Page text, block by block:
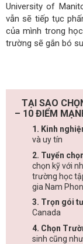
University of
vẫn sẽ tiếp tục
của mình trong
trường sẽ gắn bó
TẠI SAO
– 10 ĐIỂM
1. Kinh
và uy tín
2. Tuyển
chọn kỹ với
trường học
gia Nam
3. Trọn gói
Canada
4. Chọn
sinh cũng